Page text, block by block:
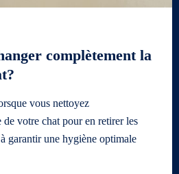
complètement la
vous nettoyez
votre chat pour en retirer les
garantir une hygiène optimale